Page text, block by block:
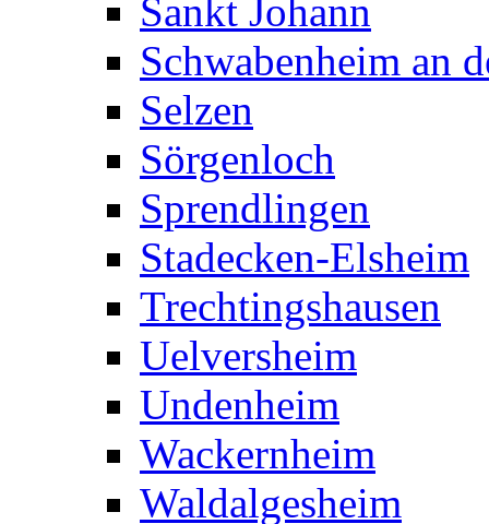
Sankt Johann
Schwabenheim an
Selzen
Sörgenloch
Sprendlingen
Stadecken-Elsheim
Trechtingshausen
Uelversheim
Undenheim
Wackernheim
Waldalgesheim